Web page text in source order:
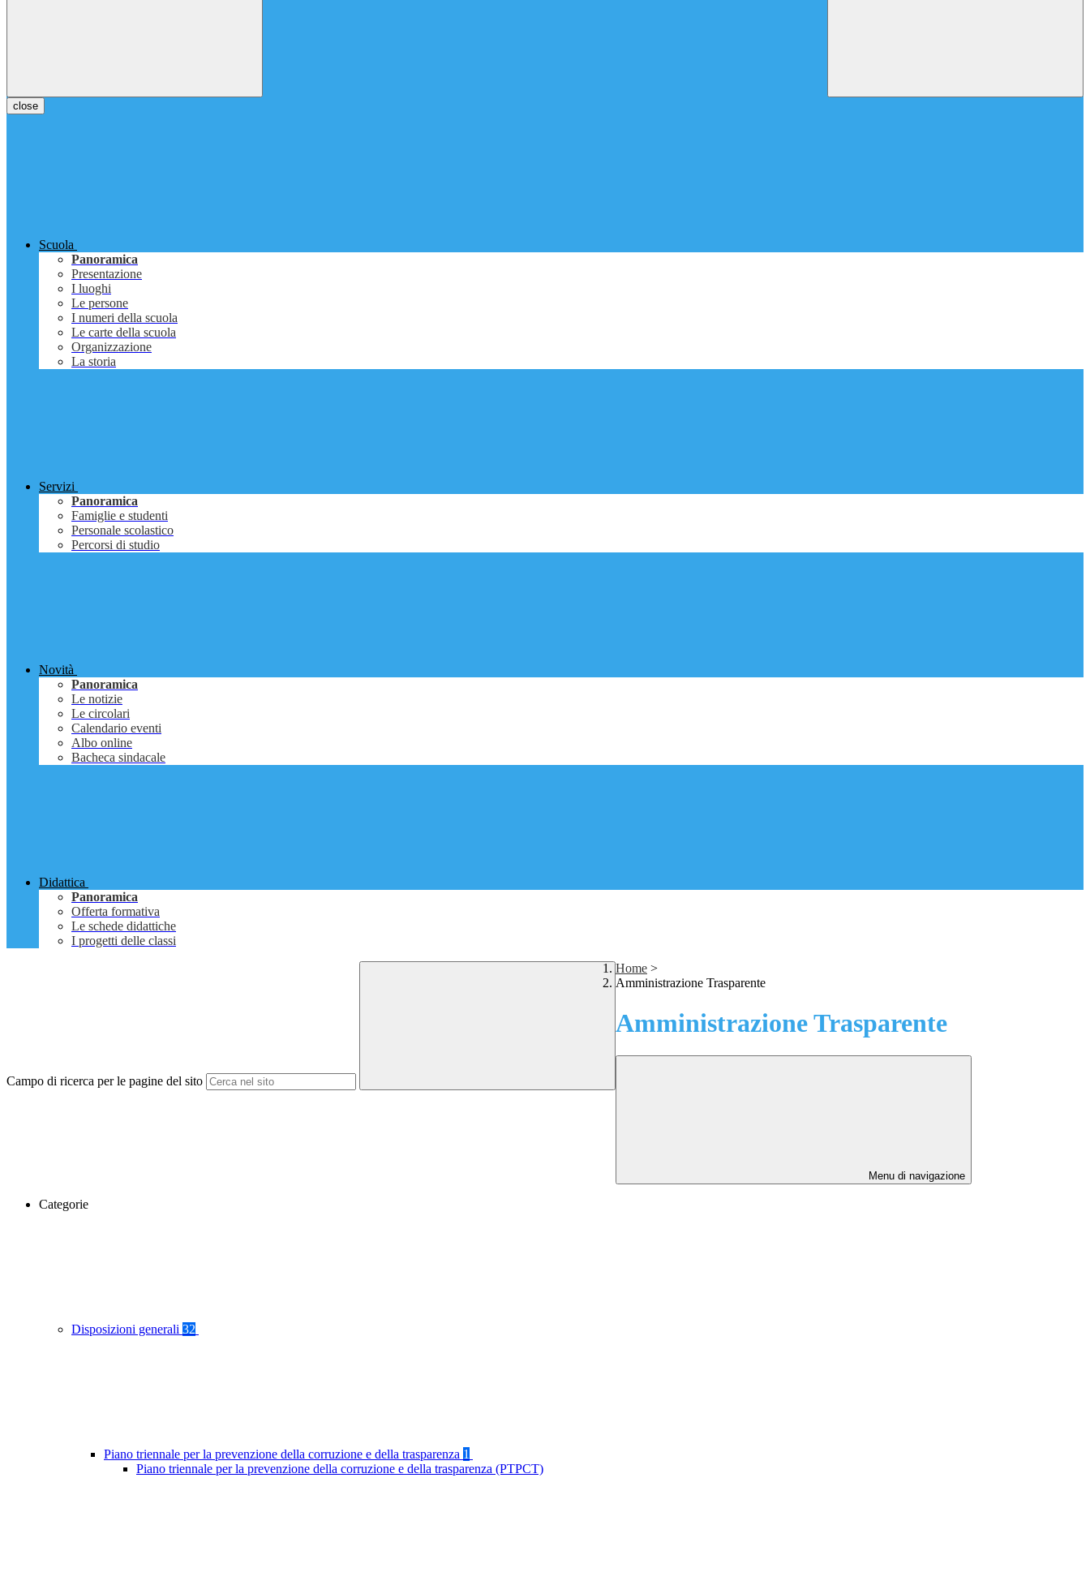
close
Scuola
Panoramica
Presentazione
I luoghi
Le persone
I numeri della scuola
Le carte della scuola
Organizzazione
La storia
Servizi
Panoramica
Famiglie e studenti
Personale scolastico
Percorsi di studio
Novità
Panoramica
Le notizie
Le circolari
Calendario eventi
Albo online
Bacheca sindacale
Didattica
Panoramica
Offerta formativa
Le schede didattiche
I progetti delle classi
Campo di ricerca per le pagine del sito
Home >
Amministrazione Trasparente
Amministrazione Trasparente
Menu di navigazione
Categorie
Disposizioni generali 32
Piano triennale per la prevenzione della corruzione e della trasparenza 1
Piano triennale per la prevenzione della corruzione e della trasparenza (PTPCT)